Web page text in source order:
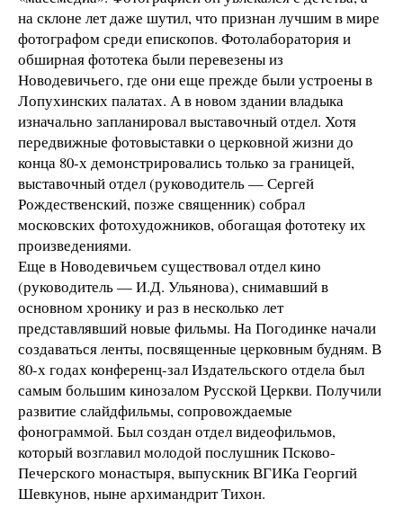
на склоне лет даже шутил, что признан лучшим в мире
фотографом среди епископов. Фотолаборатория и
обширная фототека были перевезены из
Новодевичьего, где они еще прежде были устроены в
Лопухинских палатах. А в новом здании владыка
изначально запланировал выставочный отдел. Хотя
передвижные фотовыставки о церковной жизни до
конца 80-х демонстрировались только за границей,
выставочный отдел (руководитель — Сергей
Рождественский, позже священник) собрал
московских фотохудожников, обогащая фототеку их
произведениями.
Еще в Новодевичьем существовал отдел кино
(руководитель — И.Д. Ульянова), снимавший в
основном хронику и раз в несколько лет
представлявший новые фильмы. На Погодинке начали
создаваться ленты, посвященные церковным будням. В
80-х годах конференц-зал Издательского отдела был
самым большим кинозалом Русской Церкви. Получили
развитие слайдфильмы, сопровождаемые
фонограммой. Был создан отдел видеофильмов,
который возглавил молодой послушник Псково-
Печерского монастыря, выпускник ВГИКа Георгий
Шевкунов, ныне архимандрит Тихон.